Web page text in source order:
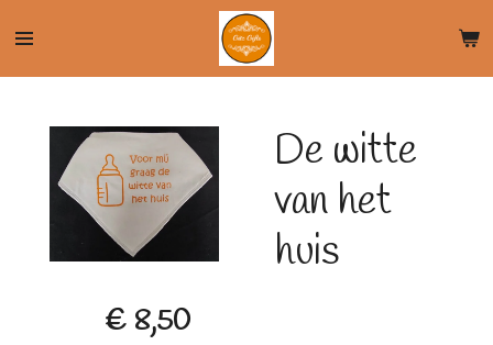
naar
hoofdinhoud
De witte
van het
huis
€ 8,50